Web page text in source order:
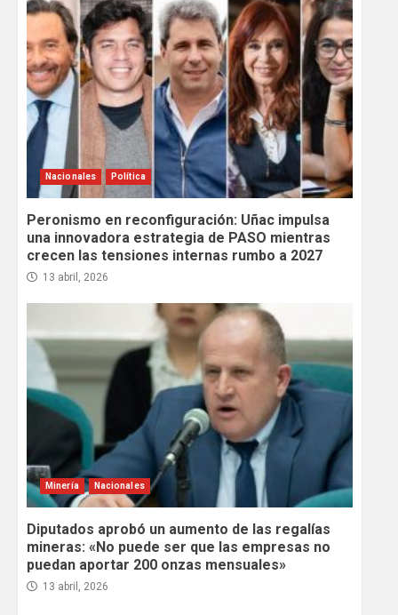
Nacionales Política
Peronismo en reconfiguración: Uñac impulsa
una innovadora estrategia de PASO mientras
crecen las tensiones internas rumbo a 2027
13 abril, 2026
Minería Nacionales
Diputados aprobó un aumento de las regalías
mineras: «No puede ser que las empresas no
puedan aportar 200 onzas mensuales»
13 abril, 2026